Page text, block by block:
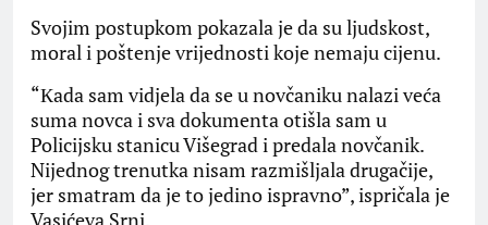
Svojim postupkom pokazala je da su ljudskost,
moral i poštenje vrijednosti koje nemaju cijenu.
“Кada sam vidjela da se u novčaniku nalazi veća
suma novca i sva dokumenta otišla sam u
Policijsku stanicu Višegrad i predala novčanik.
Nijednog trenutka nisam razmišljala drugačije,
jer smatram da je to jedino ispravno”, ispričala je